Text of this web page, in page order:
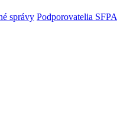
správy Podporovatelia SFPA